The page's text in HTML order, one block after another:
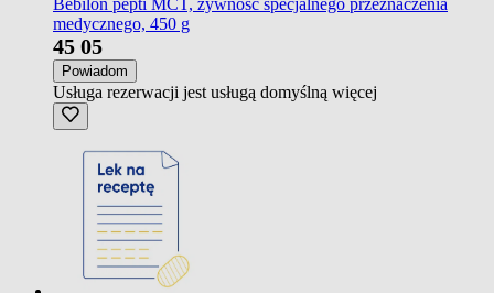
medycznego, 450 g
45 05
Powiadom
Usługa rezerwacji jest usługą domyślną więcej